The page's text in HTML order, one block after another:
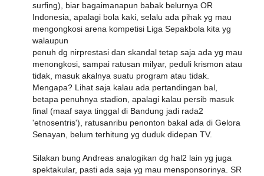
surfing), biar bagaimanapun babak belurnya OR
Indonesia, apalagi bola kaki, selalu ada pihak yg mau
mengongkosi arena kompetisi Liga Sepakbola kita yg
walaupun
penuh dg nirprestasi dan skandal tetap saja ada yg mau
menongkosi, sampai ratusan milyar, peduli krismon atau
tidak, masuk akalnya suatu program atau tidak.
Mengapa? Lihat saja kalau ada pertandingan bal,
betapa penuhnya stadion, apalagi kalau persib masuk
final (maaf saya tinggal di Bandung jadi rada2
'etnosentris'), ratusanribu penonton bakal ada di Gelora
Senayan, belum terhitung yg duduk didepan TV.
Silakan bung Andreas analogikan dg hal2 lain yg juga
spektakular, pasti ada saja yg mau mensponsorinya. SR